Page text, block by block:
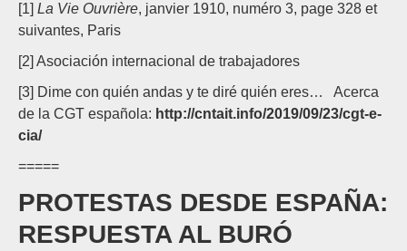
[1] La Vie Ouvrière, janvier 1910, numéro 3, page 328 et
suivantes, Paris
[2] Asociación internacional de trabajadores
[3] Dime con quién andas y te diré quién eres… Acerca
de la CGT española: http://cntait.info/2019/09/23/cgt-e-
cia/
=====
PROTESTAS DESDE ESPAÑA:
RESPUESTA AL BURÓ